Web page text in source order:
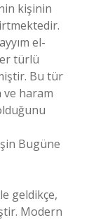
kişinin
el-
türlü
Bu tür
ve haram
Bugüne
geldikçe,
Modern